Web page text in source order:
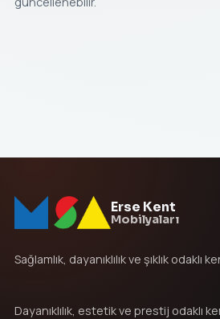
Erse Kent
Mobilyaları
Sağlamlık, dayanıklılık ve şıklık odaklı
Dayanıklılık, estetik ve prestij odaklı